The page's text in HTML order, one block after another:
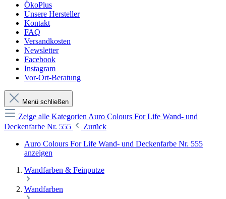
ÖkoPlus
Unsere Hersteller
Kontakt
FAQ
Versandkosten
Newsletter
Facebook
Instagram
Vor-Ort-Beratung
Menü schließen
Zeige alle Kategorien Auro Colours For Life Wand- und
Deckenfarbe Nr. 555
Zurück
Auro Colours For Life Wand- und Deckenfarbe Nr. 555
anzeigen
Wandfarben & Feinputze
Wandfarben